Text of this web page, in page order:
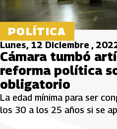
POLÍTICA
Lunes, 12 Diciembre ,
Cámara tumbó
reforma política
obligatorio
La edad mínima para ser
los 30 a los 25 años si se